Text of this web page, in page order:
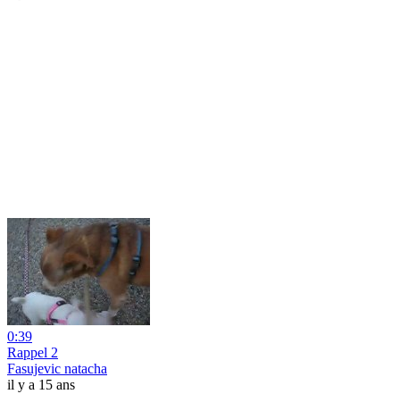
0:39
Rappel 2
Fasujevic natacha
il y a 15 ans